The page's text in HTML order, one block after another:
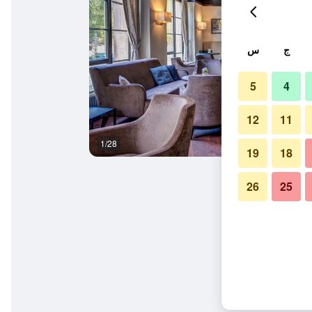
1/28
ج س
4
5
11
12
18
19
25
26